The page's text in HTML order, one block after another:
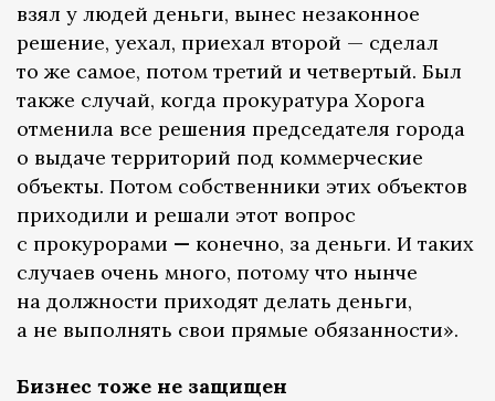
взял у людей деньги, вынес незаконное
решение, уехал, приехал второй — сделал
то же самое, потом третий и четвертый. Был
также случай, когда прокуратура Хорога
отменила все решения председателя города
о выдаче территорий под коммерческие
объекты. Потом собственники этих объектов
приходили и решали этот вопрос
с прокурорами — конечно, за деньги. И таких
случаев очень много, потому что нынче
на должности приходят делать деньги,
а не выполнять свои прямые обязанности».
Бизнес тоже не защищен